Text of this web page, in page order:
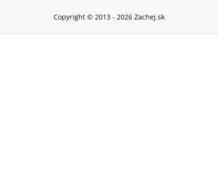
Copyright © 2013 - 2026 Zachej.sk